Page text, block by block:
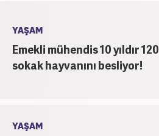
YAŞAM
Emekli mühendis 10 yıldır 120
sokak hayvanını besliyor!
YAŞAM